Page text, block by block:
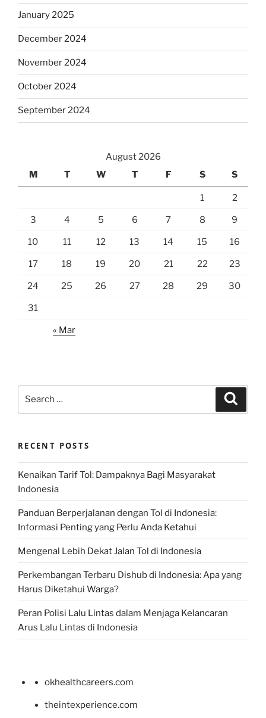
January 2025
December 2024
November 2024
October 2024
September 2024
August 2026
M
T W T F S S
1 2
3 4 5 6 7 8 9
10 11 12 13 14 15 16
17 18 19 20 21 22 23
24 25 26 27 28 29 30
31
« Mar
RECENT POSTS
Kenaikan Tarif Tol: Dampaknya Bagi Masyarakat
Indonesia
Panduan Berperjalanan dengan Tol di Indonesia:
Informasi Penting yang Perlu Anda Ketahui
Mengenal Lebih Dekat Jalan Tol di Indonesia
Perkembangan Terbaru Dishub di Indonesia: Apa yang
Harus Diketahui Warga?
Peran Polisi Lalu Lintas dalam Menjaga Kelancaran
Arus Lalu Lintas di Indonesia
okhealthcareers.com
theintexperience.com